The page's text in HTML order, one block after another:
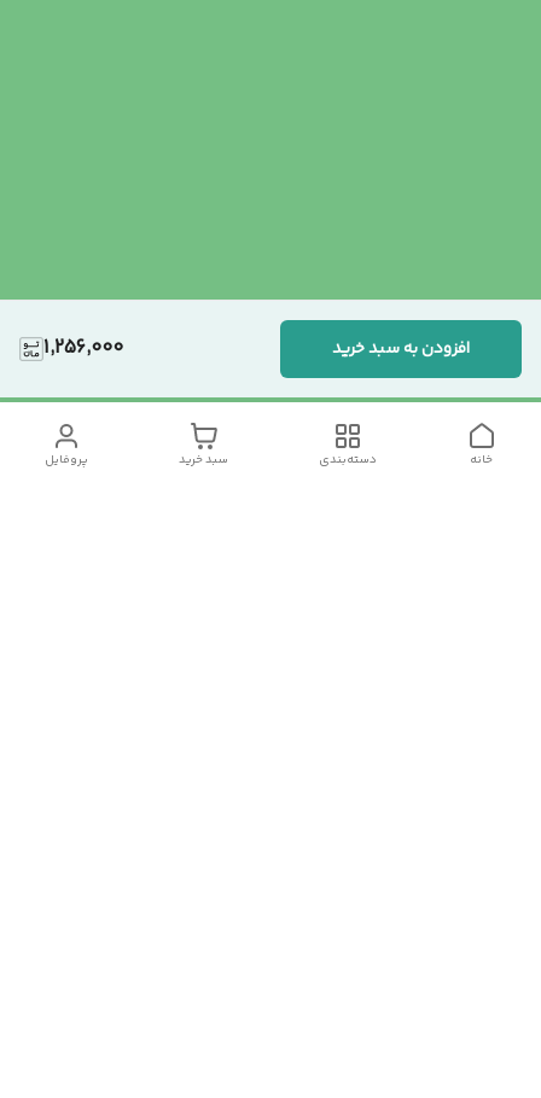
1,256,000 افزودن به سبد خرید
پروفایل سبد خرید دسته‌بندی خانه